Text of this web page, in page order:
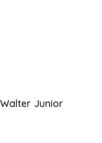
Walter Junior